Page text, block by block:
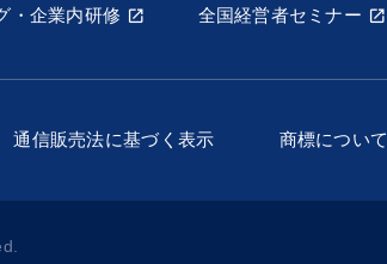
・企業内研修 全国経営者セミナー
通信販売法に基づく表示 商標について